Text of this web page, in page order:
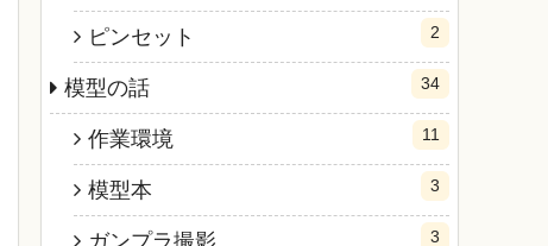
ピンセット 2
模型の話 34
作業環境 11
模型本 3
3